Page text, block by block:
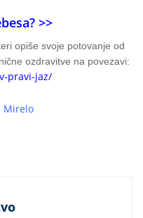
>>
opiše svoje potovanje od
ozdravitve na povezavi:
pravi-jaz/
Mirelo